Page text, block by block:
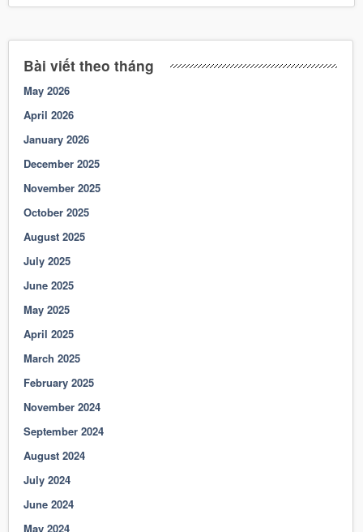
Bài viết theo tháng
May 2026
April 2026
January 2026
December 2025
November 2025
October 2025
August 2025
July 2025
June 2025
May 2025
April 2025
March 2025
February 2025
November 2024
September 2024
August 2024
July 2024
June 2024
May 2024